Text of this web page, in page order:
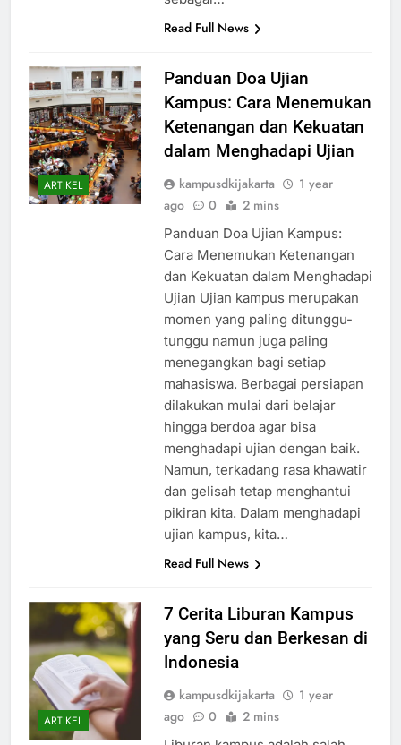
ARTIKEL
Panduan Doa Ujian
Kampus: Cara Menemukan
Ketenangan dan Kekuatan
dalam Menghadapi Ujian
kampusdkijakarta
Panduan Doa Ujian Kampus:
Cara Menemukan Ketenangan
dan Kekuatan dalam Menghadapi
Ujian Ujian kampus merupakan
momen yang paling ditunggu-
tunggu namun juga paling
menegangkan bagi setiap
mahasiswa. Berbagai persiapan
dilakukan mulai dari belajar
hingga berdoa agar bisa
menghadapi ujian dengan baik.
Namun, terkadang rasa khawatir
dan gelisah tetap menghantui
pikiran kita. Dalam menghadapi
ARTIKEL
7 Cerita Liburan Kampus
yang Seru dan Berkesan di
kampusdkijakarta